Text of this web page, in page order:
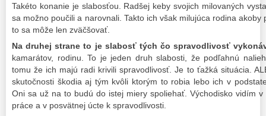
Takéto konanie je slabosťou. Radšej keby svojich milovaných
sa možno poučili a narovnali. Takto ich však milujúca rodina
to sa môže len zväčšovať.
Na druhej strane to je slabosť tých čo spravodlivosť
kamarátov, rodinu. To je jeden druh slabosti, že podľahnú
tomu že ich majú radi krivili spravodlivosť. Je to ťažká situácia.
skutočnosti škodia aj tým kvôli ktorým to robia lebo ich v
Oni sa už na to budú do istej miery spoliehať. Východisko vidím
práce a v posvätnej úcte k spravodlivosti.